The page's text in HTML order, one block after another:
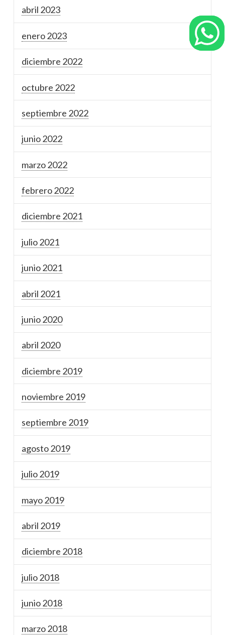
abril 2023
enero 2023
diciembre 2022
octubre 2022
septiembre 2022
junio 2022
marzo 2022
febrero 2022
diciembre 2021
julio 2021
junio 2021
abril 2021
junio 2020
abril 2020
diciembre 2019
noviembre 2019
septiembre 2019
agosto 2019
julio 2019
mayo 2019
abril 2019
diciembre 2018
julio 2018
junio 2018
marzo 2018